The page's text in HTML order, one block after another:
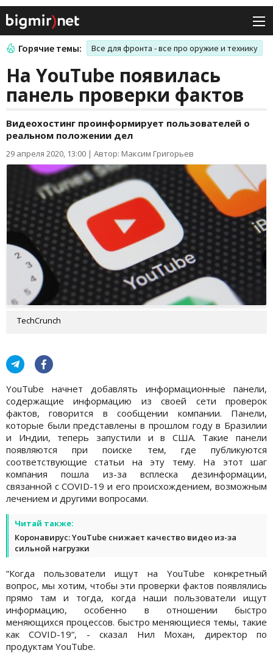
Горячие темы: Все для фронта - все про оружие и технику
На YouTube появилась
панель проверки фактов
Видеохостинг проинформирует пользователей о
реальном положении дел
29 апреля 2020, 13:00 | Автор: Максим Григорьев
TechCrunch
YouTube начнет добавлять информационные панели,
содержащие информацию из своей сети проверок
фактов, говорится в сообщении компании. Панели,
которые были представлены в прошлом году в Бразилии
и Индии, теперь запустили и в США. Такие панели
появляются при поиске тем, где публикуются
соответствующие статьи на эту тему. На этот шаг
компания пошла из-за всплеска дезинформации,
связанной с COVID-19 и его происхождением, возможным
лечением и другими вопросами.
Читай также:
Коронавирус: YouTube снижает качество видео из-за
сильной нагрузки
“Когда пользователи ищут на YouTube конкретный
вопрос, мы хотим, чтобы эти проверки фактов появлялись
прямо там и тогда, когда наши пользователи ищут
информацию, особенно в отношении быстро
меняющихся процессов. быстро меняющиеся темы, такие
как COVID-19“, - сказал Нил Мохан, директор по
продуктам YouTube.